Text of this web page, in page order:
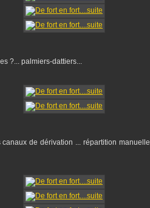
?... palmiers-dattiers...
canaux de dérivation ... répartition